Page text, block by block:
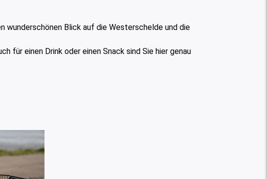
wunderschönen Blick auf die Westerschelde und die
für einen Drink oder einen Snack sind Sie hier genau